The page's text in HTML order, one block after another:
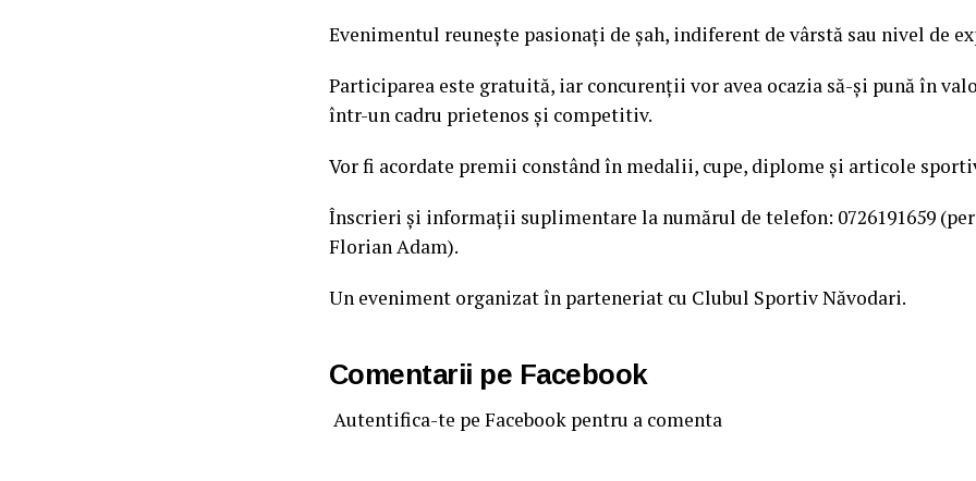
Evenimentul reunește pasionați de șah, indiferent de vârstă sau nivel de
Participarea este gratuită, iar concurenții vor avea ocazia să-și pună în
într-un cadru prietenos și competitiv.
Vor fi acordate premii constând în medalii, cupe, diplome și articole
Înscrieri și informații suplimentare la numărul de telefon: 0726191659
Florian Adam).
Un eveniment organizat în parteneriat cu Clubul Sportiv Năvodari.
Comentarii pe Facebook
Autentifica-te pe Facebook pentru a comenta